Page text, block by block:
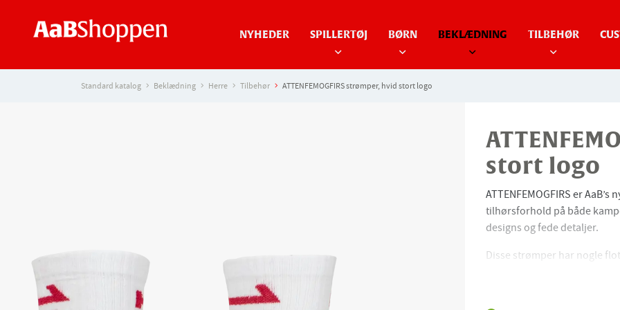
NYHEDER SPILLERTØJ BØRN BEKLÆDNING TILBEHØR
Standard katalog Beklædning Herre Tilbehør ATTENFEMOGFIRS strømper, hvid stort logo
stort logo
ATTENFEMOGFIRS er
tilhørsforhold på både
designs og fede detaljer.
Disse strømper har nogle